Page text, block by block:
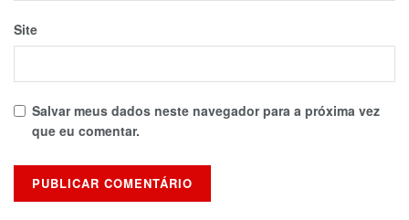
Site
Salvar meus dados neste navegador para a próxima vez
que eu comentar.